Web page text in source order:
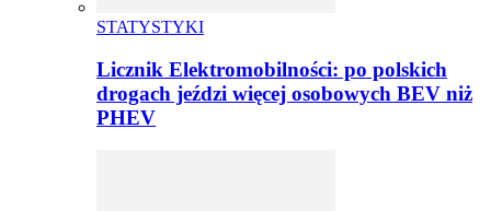
STATYSTYKI
Licznik Elektromobilności: po polskich
drogach jeździ więcej osobowych BEV niż
PHEV